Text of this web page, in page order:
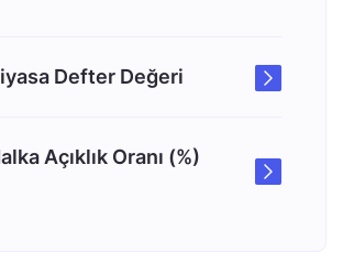
Defter Değeri
Açıklık Oranı (%)